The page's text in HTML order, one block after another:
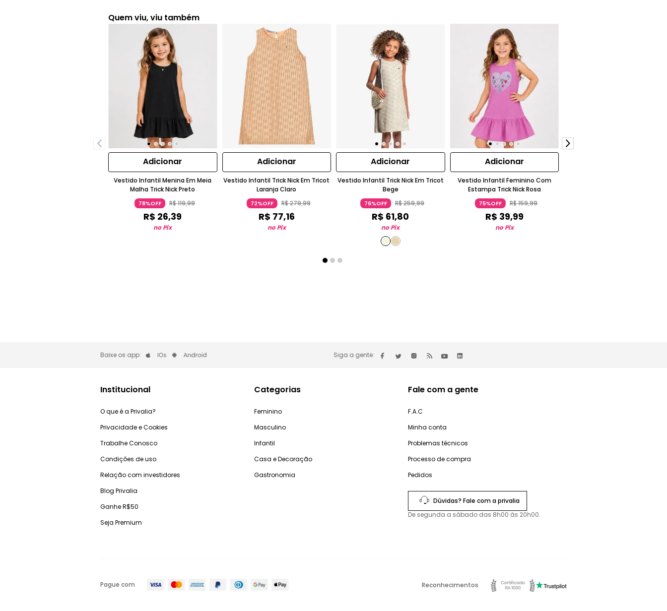
Quem viu, viu também
Adicionar
Vestido Infantil Menina Em Meia
Malha Trick Nick Preto
78%OFF R$119,99
R$ 26,39
no Pix
Adicionar
Vestido Infantil Trick Nick Em Tricot
Laranja Claro
72%OFF R$279,99
R$ 77,16
no Pix
Adicionar
Vestido Infantil Trick Nick Em Tricot
Bege
76%OFF R$259,99
R$ 61,80
no Pix
Adicionar
Vestido Infantil Feminino Com
Estampa Trick Nick Rosa
75%OFF R$159,99
R$ 39,99
no Pix
Baixe os app: Siga a gente:
Institucional
O que é a Privalia?
Privacidade e Cookies
Trabalhe Conosco
Condições de uso
Relação com investidores
Blog Privalia
Ganhe R$50
Seja Premium
Categorias
Feminino
Masculino
Infantil
Casa e Decoração
Gastronomia
Fale com a gente
F.A.C
Minha conta
Problemas técnicos
Processo de compra
Pedidos
Dúvidas? Fale com a privalia
De segunda a sábado das 8h00 às 20h00.
Pague com Reconhecimentos